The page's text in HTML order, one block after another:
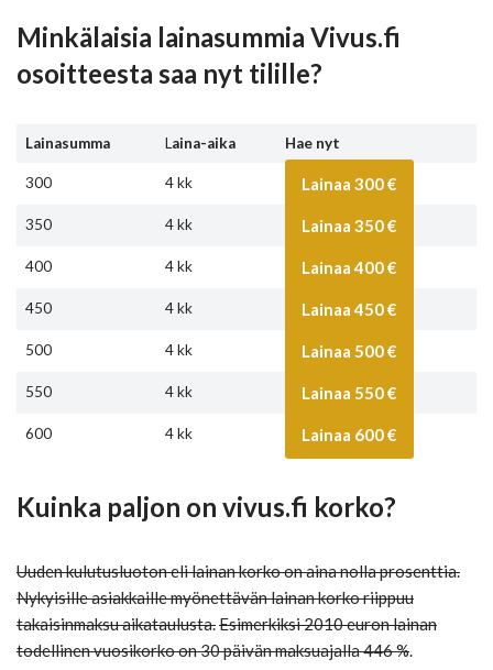
Minkälaisia lainasummia Vivus.fi
osoitteesta saa nyt tilille?
Lainasumma L aina-aika Hae nyt
300 4 kk Lainaa 300 €
350 4 kk Lainaa 350 €
400 4 kk Lainaa 400 €
450 4 kk Lainaa 450 €
500 4 kk Lainaa 500 €
550 4 kk Lainaa 550 €
600 4 kk Lainaa 600 €
Kuinka paljon on vivus.fi korko?
Uuden kulutusluoton eli lainan korko on aina nolla prosenttia.
Nykyisille asiakkaille myönettävän lainan korko riippuu
takaisinmaksu aikataulusta.Esimerkiksi 2010 euron lainan
todellinen vuosikorko on 30 päivän maksuajalla 446 %.